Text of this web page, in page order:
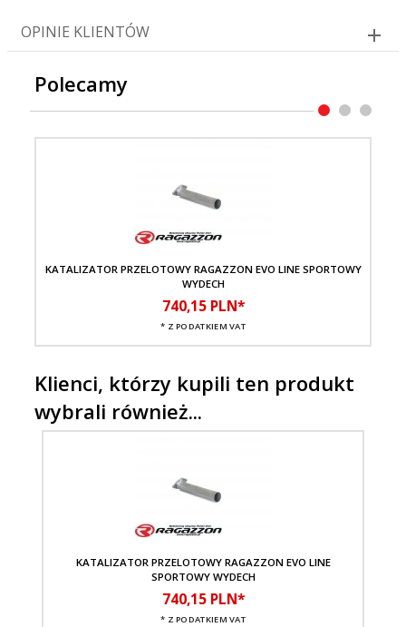
OPINIE KLIENTÓW
Polecamy
KATALIZATOR PRZELOTOWY RAGAZZON EVO LINE SPORTOWY
WYDECH
740,15 PLN*
* Z PODATKIEM VAT
Klienci, którzy kupili ten produkt
wybrali również...
KATALIZATOR PRZELOTOWY RAGAZZON EVO LINE
SPORTOWY WYDECH
740,15 PLN*
* Z PODATKIEM VAT